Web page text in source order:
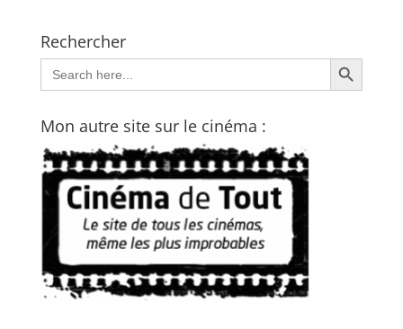
Rechercher
Search
for:
Search Button
Mon autre site sur le cinéma :